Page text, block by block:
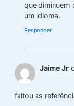
que diminuem
um idioma.
Responder
Jaime Jr
faltou as